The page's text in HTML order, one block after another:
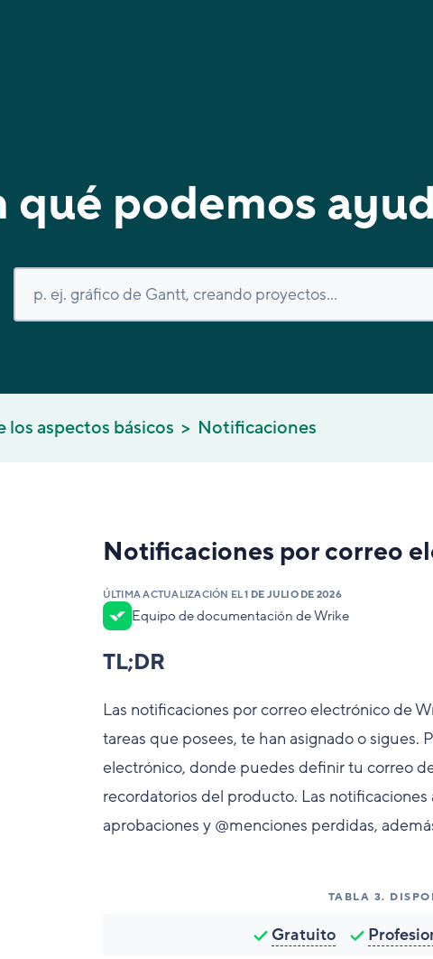
qué podemos
los aspectos básicos Notificaciones
Notificaciones por correo
ÚLTIMA ACTUALIZACIÓN EL1 DE JULIO DE 2026
Equipo de documentación de Wrike
TL;DR
Las notificaciones por correo electrónico de
tareas que posees, te han asignado o sigues.
electrónico, donde puedes definir tu correo
recordatorios del producto. Las
aprobaciones y @menciones perdidas,
TABLA 3.
Gratuito